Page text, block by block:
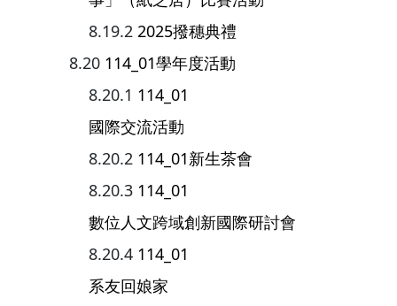
2025撥穗典禮
114_01學年度活動
114_01
國際交流活動
114_01新生茶會
114_01
數位人文跨域創新國際研討會
114_01
系友回娘家